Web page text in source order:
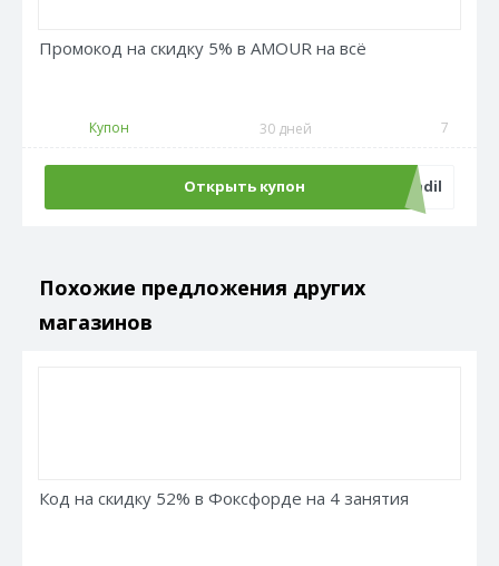
Промокод на скидку 5% в AMOUR на всё
Купон 30 дней 7
Открыть купон pikadil
Похожие предложения других
магазинов
Код на скидку 52% в Фоксфорде на 4 занятия